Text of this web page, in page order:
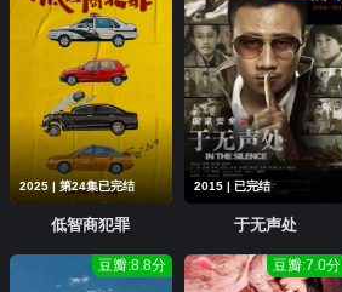
2025 | 第24集已完结
低智商犯罪
2015 | 已完结
于无声处
豆瓣:8.8分 豆瓣:7.0分